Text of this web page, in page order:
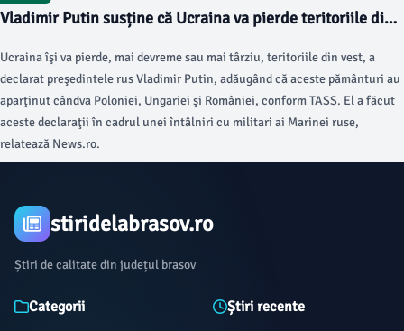
Vladimir Putin susține că Ucraina va pierde teritoriile din
le va reveni, mai devreme sau mai târziu
Ucraina îşi va pierde, mai devreme sau mai târziu, teritoriile din vest, a
declarat preşedintele rus Vladimir Putin, adăugând că aceste pământuri au
aparţinut cândva Poloniei, Ungariei şi României, conform TASS. El a făcut
aceste declaraţii în cadrul unei întâlniri cu militari ai Marinei ruse,
relatează News.ro.
stiridelabrasov.ro
Știri de calitate din județul brasov
Categorii Știri recente